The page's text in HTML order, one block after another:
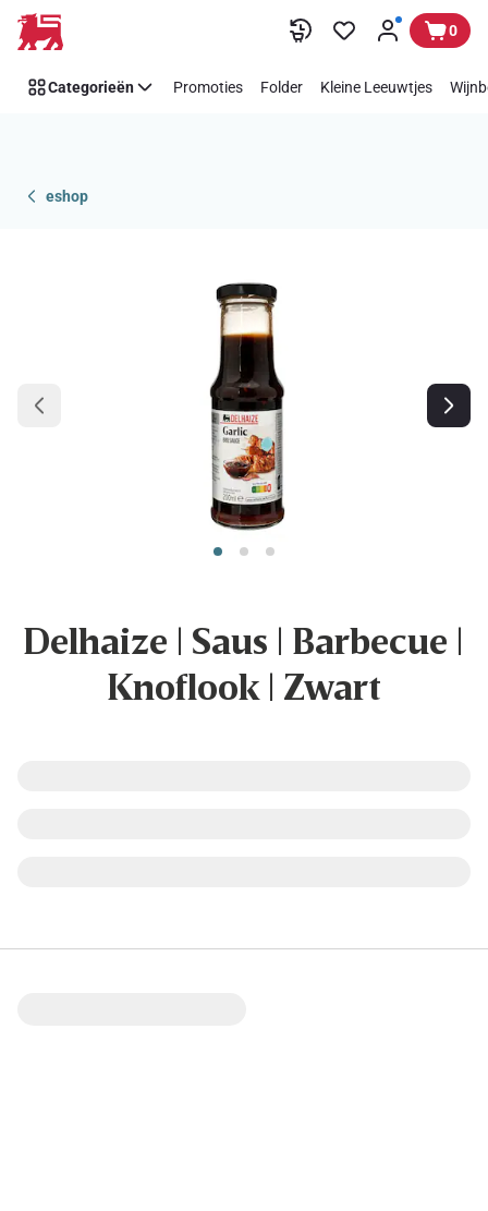
Overslaan 0
Categorieën Promoties Folder Kleine Leeuwtjes
eshop
Delhaize | Saus | Barbecue |
Knoflook | Zwart